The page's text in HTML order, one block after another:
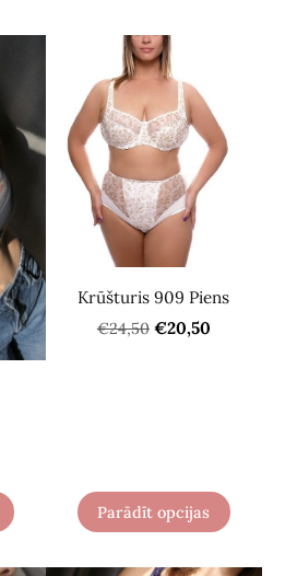
Krūšturis 909 Piens
€24,50 €20,50
Parādīt opcijas